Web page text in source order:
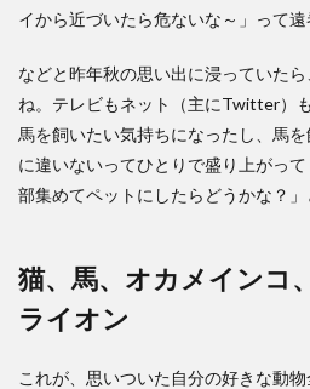
イから近づいたら危ないな～」って遠
などと昨年秋の思い出に浸っていた
ね。テレビもネット（主にTwitter）
馬を飼いたい気持ちになったし、馬
に違いないってひとりで盛り上がっ
部集めてペットにしたらどうかな？」
猫、馬、オカメインコ
ライオン
これが、思いついた自分の好きな動物